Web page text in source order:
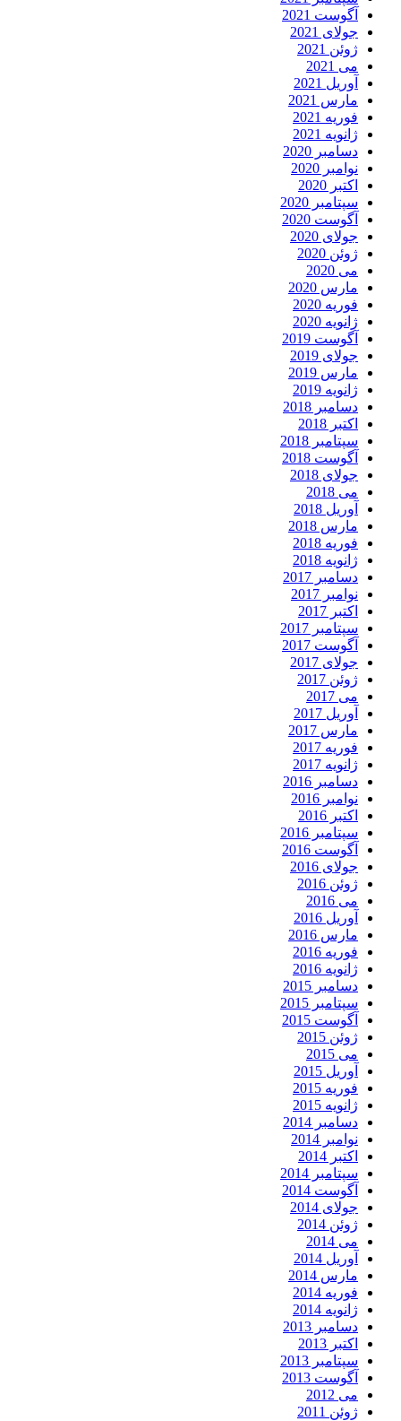
آگوست 2021
جولای 2021
ژوئن 2021
می 2021
آوریل 2021
مارس 2021
فوریه 2021
ژانویه 2021
دسامبر 2020
نوامبر 2020
اکتبر 2020
سپتامبر 2020
آگوست 2020
جولای 2020
ژوئن 2020
می 2020
مارس 2020
فوریه 2020
ژانویه 2020
آگوست 2019
جولای 2019
مارس 2019
ژانویه 2019
دسامبر 2018
اکتبر 2018
سپتامبر 2018
آگوست 2018
جولای 2018
می 2018
آوریل 2018
مارس 2018
فوریه 2018
ژانویه 2018
دسامبر 2017
نوامبر 2017
اکتبر 2017
سپتامبر 2017
آگوست 2017
جولای 2017
ژوئن 2017
می 2017
آوریل 2017
مارس 2017
فوریه 2017
ژانویه 2017
دسامبر 2016
نوامبر 2016
اکتبر 2016
سپتامبر 2016
آگوست 2016
جولای 2016
ژوئن 2016
می 2016
آوریل 2016
مارس 2016
فوریه 2016
ژانویه 2016
دسامبر 2015
سپتامبر 2015
آگوست 2015
ژوئن 2015
می 2015
آوریل 2015
فوریه 2015
ژانویه 2015
دسامبر 2014
نوامبر 2014
اکتبر 2014
سپتامبر 2014
آگوست 2014
جولای 2014
ژوئن 2014
می 2014
آوریل 2014
مارس 2014
فوریه 2014
ژانویه 2014
دسامبر 2013
اکتبر 2013
سپتامبر 2013
آگوست 2013
می 2012
ژوئن 2011